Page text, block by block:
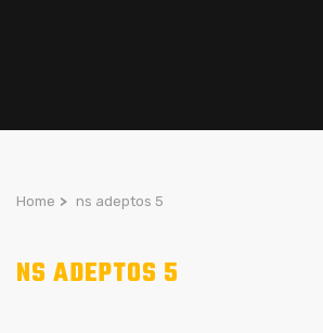
Home > ns adeptos 5
NS ADEPTOS 5